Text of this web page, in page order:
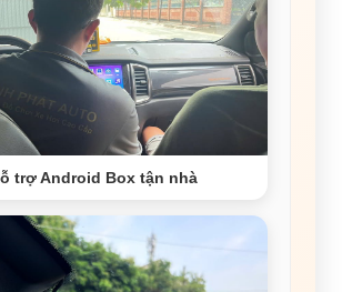
trợ Android Box tận nhà